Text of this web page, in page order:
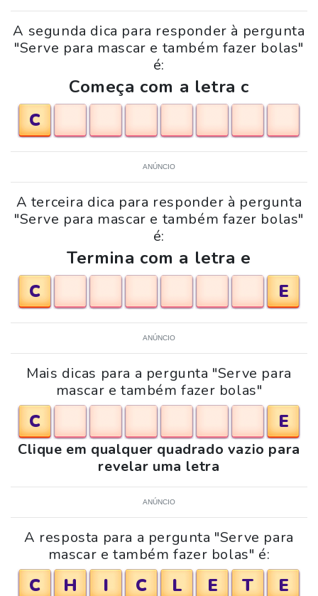
A segunda dica para responder à pergunta
"Serve para mascar e também fazer bolas"
é:
Começa com a letra c
C
ANÚNCIO
A terceira dica para responder à pergunta
"Serve para mascar e também fazer bolas"
é:
Termina com a letra e
C
E
ANÚNCIO
Mais dicas para a pergunta "Serve para
mascar e também fazer bolas"
C E
Clique em qualquer quadrado vazio para
revelar uma letra
ANÚNCIO
A resposta para a pergunta "Serve para
mascar e também fazer bolas" é:
C H I C L E T E